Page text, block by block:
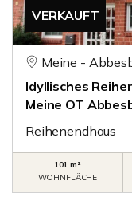
VERKAUFT
Meine -
Idyllisches
Meine OT
Reihenendhaus
101 m²
WOHNFLÄCHE